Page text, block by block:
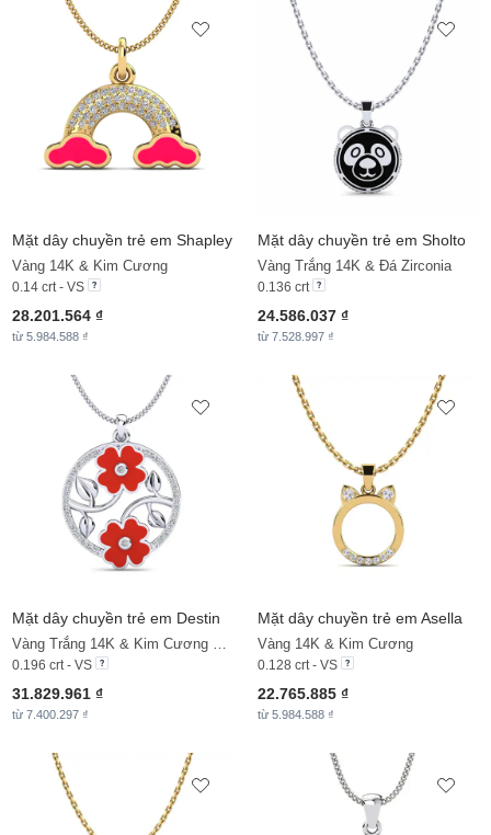
Mặt dây chuyền trẻ em Shapley
Vàng 14K & Kim Cương
0.14 crt - VS
28.201.564 ₫
từ 5.984.588 ₫
Mặt dây chuyền trẻ em Sholto
Vàng Trắng 14K & Đá Zirconia
0.136 crt
24.586.037 ₫
từ 7.528.997 ₫
Mặt dây chuyền trẻ em Destin
Vàng Trắng 14K & Kim Cương Nhân Tạo
0.196 crt - VS
31.829.961 ₫
từ 7.400.297 ₫
Mặt dây chuyền trẻ em Asella
Vàng 14K & Kim Cương
0.128 crt - VS
22.765.885 ₫
từ 5.984.588 ₫